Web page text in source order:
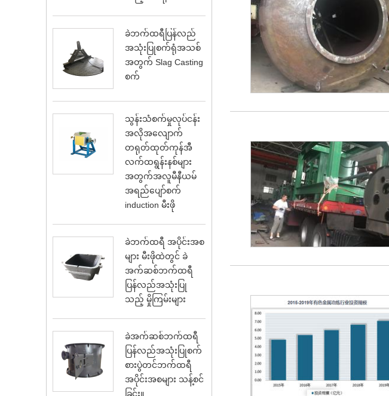
ခဲဘက်ထရီပြန်လည်
အသုံးပြုစက်ရုံအသစ်
အတွက် Slag Casting
စက်
သွန်းသံစက်မှုလုပ်ငန်း
အလိုအလျောက်
တရုတ်ထုတ်ကုန်အီ
လက်ထရွန်းနစ်များ
အတွက်အလူမီနီယမ်
အရည်ပျော်စက်
induction မီးဖို
ခဲဘက်ထရီ အပိုင်းအစ
များ မီးဖိုထဲတွင် ခဲ
အက်ဆစ်ဘက်ထရီ
ပြန်လည်အသုံးပြု
သည့် မှိုကြမ်းများ
ခဲအက်ဆစ်ဘက်ထရီ
ပြန်လည်အသုံးပြုစက်
စားပွဲတင်ဘက်ထရီ
အပိုင်းအစများ သန့်စင်
ခြင်း။